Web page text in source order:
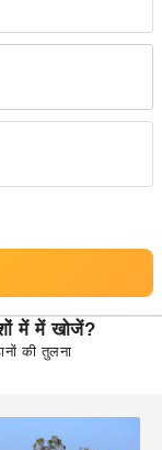
मेंमें खोजें?
की तुलना